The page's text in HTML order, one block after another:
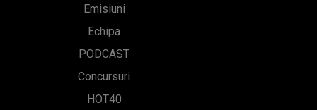
Emisiuni
Echipa
PODCAST
Concursuri
HOT40